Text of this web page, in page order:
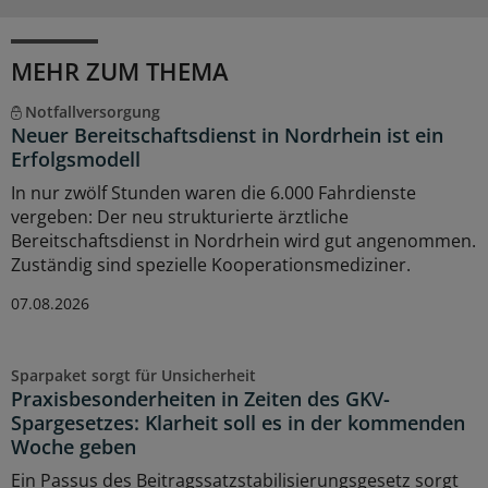
MEHR ZUM THEMA
Notfallversorgung
Neuer Bereitschaftsdienst in Nordrhein ist ein
Erfolgsmodell
In nur zwölf Stunden waren die 6.000 Fahrdienste
vergeben: Der neu strukturierte ärztliche
Bereitschaftsdienst in Nordrhein wird gut angenommen.
Zuständig sind spezielle Kooperationsmediziner.
07.08.2026
Sparpaket sorgt für Unsicherheit
Praxisbesonderheiten in Zeiten des GKV-
Spargesetzes: Klarheit soll es in der kommenden
Woche geben
Ein Passus des Beitragssatzstabilisierungsgesetz sorgt